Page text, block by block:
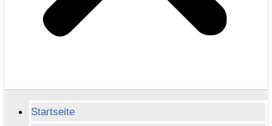
Startseite